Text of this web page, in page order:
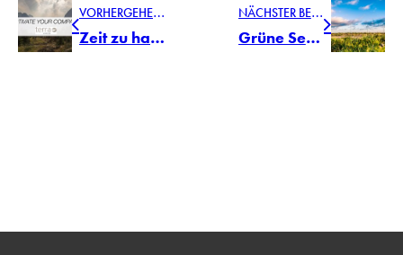
V
ORHERGEHENDER BEITRAG
Zeit zu handeln: „ACTIVATE your company“ – Aufbruch in ein verantwortungsvolles, neues Unternehmertum
N
ÄCHSTER BEITRAG
Grüne Segel setzen: Das Terra Institute am CSR-Tag 2020